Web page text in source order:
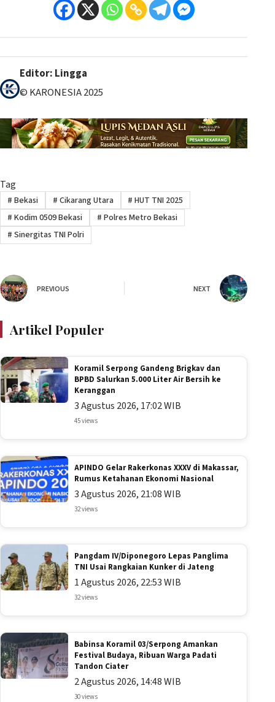
Editor: Lingga
© KARONESIA 2025
Tag
# Bekasi # Cikarang Utara # HUT TNI 2025
# Kodim 0509 Bekasi # Polres Metro Bekasi
# Sinergitas TNI Polri
PREVIOUS NEXT
Artikel Populer
Koramil Serpong Gandeng Brigkav dan
BPBD Salurkan 5.000 Liter Air Bersih ke
Keranggan
3 Agustus 2026, 17:02 WIB
45 views
APINDO Gelar Rakerkonas XXXV di Makassar,
Rumus Ketahanan Ekonomi Nasional
3 Agustus 2026, 21:08 WIB
32 views
Pangdam IV/Diponegoro Lepas Panglima
TNI Usai Rangkaian Kunker di Jateng
1 Agustus 2026, 22:53 WIB
32 views
Babinsa Koramil 03/Serpong Amankan
Festival Budaya, Ribuan Warga Padati
Tandon Ciater
2 Agustus 2026, 14:48 WIB
30 views